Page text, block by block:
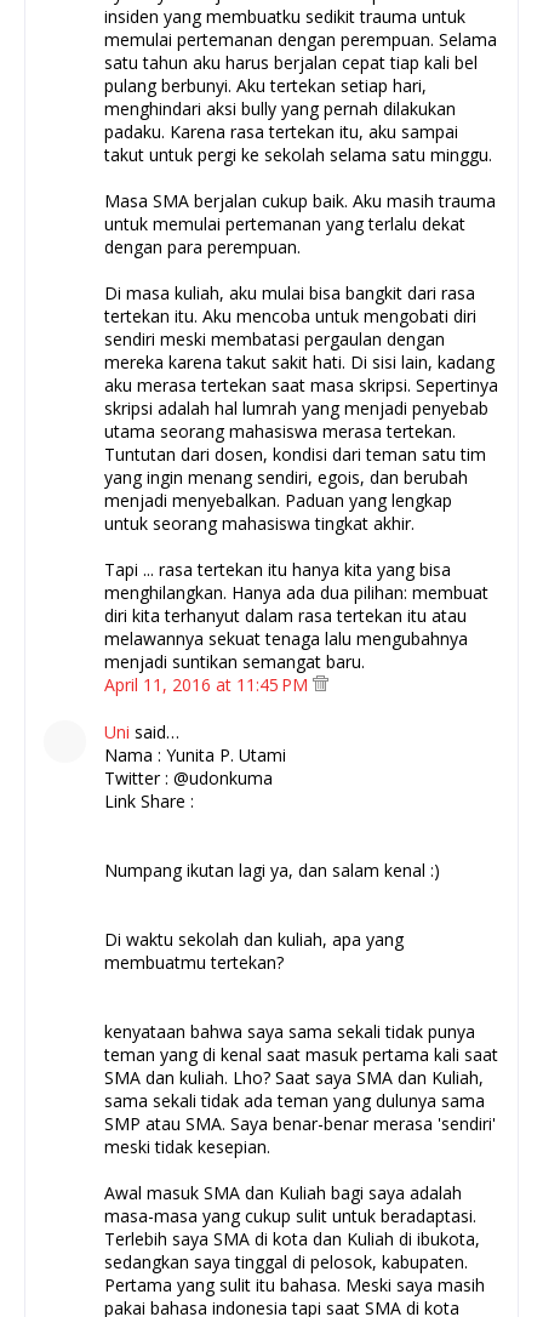
insiden yang membuatku sedikit trauma untuk
memulai pertemanan dengan perempuan. Selama
satu tahun aku harus berjalan cepat tiap kali bel
pulang berbunyi. Aku tertekan setiap hari,
menghindari aksi bully yang pernah dilakukan
padaku. Karena rasa tertekan itu, aku sampai
takut untuk pergi ke sekolah selama satu minggu.
Masa SMA berjalan cukup baik. Aku masih trauma
untuk memulai pertemanan yang terlalu dekat
dengan para perempuan.
Di masa kuliah, aku mulai bisa bangkit dari rasa
tertekan itu. Aku mencoba untuk mengobati diri
sendiri meski membatasi pergaulan dengan
mereka karena takut sakit hati. Di sisi lain, kadang
aku merasa tertekan saat masa skripsi. Sepertinya
skripsi adalah hal lumrah yang menjadi penyebab
utama seorang mahasiswa merasa tertekan.
Tuntutan dari dosen, kondisi dari teman satu tim
yang ingin menang sendiri, egois, dan berubah
menjadi menyebalkan. Paduan yang lengkap
untuk seorang mahasiswa tingkat akhir.
Tapi ... rasa tertekan itu hanya kita yang bisa
menghilangkan. Hanya ada dua pilihan: membuat
diri kita terhanyut dalam rasa tertekan itu atau
melawannya sekuat tenaga lalu mengubahnya
menjadi suntikan semangat baru.
April 11, 2016 at 11:45 PM
Uni said…
Nama : Yunita P. Utami
Twitter : @udonkuma
Link Share :
Numpang ikutan lagi ya, dan salam kenal :)
Di waktu sekolah dan kuliah, apa yang
membuatmu tertekan?
kenyataan bahwa saya sama sekali tidak punya
teman yang di kenal saat masuk pertama kali saat
SMA dan kuliah. Lho? Saat saya SMA dan Kuliah,
sama sekali tidak ada teman yang dulunya sama
SMP atau SMA. Saya benar-benar merasa 'sendiri'
meski tidak kesepian.
Awal masuk SMA dan Kuliah bagi saya adalah
masa-masa yang cukup sulit untuk beradaptasi.
Terlebih saya SMA di kota dan Kuliah di ibukota,
sedangkan saya tinggal di pelosok, kabupaten.
Pertama yang sulit itu bahasa. Meski saya masih
pakai bahasa indonesia tapi saat SMA di kota